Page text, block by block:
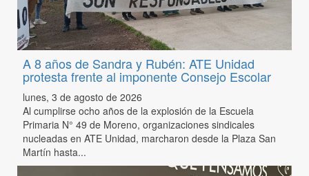
A 8 años de Sandra y Rubén: ATE Unidad
protesta frente al imponente Consejo Escolar
lunes, 3 de agosto de 2026
Al cumplirse ocho años de la explosión de la Escuela
Primaria N° 49 de Moreno, organizaciones sindicales
nucleadas en ATE Unidad, marcharon desde la Plaza San
Martín hasta...